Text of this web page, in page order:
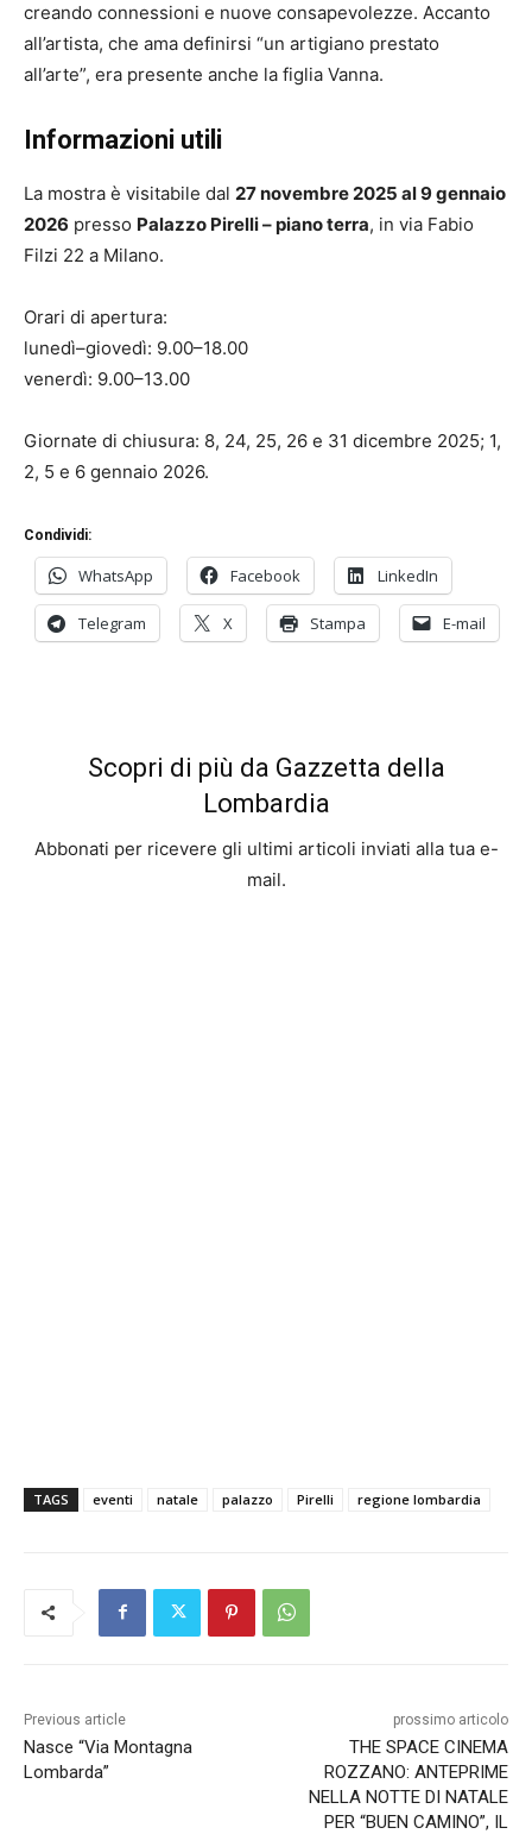
creando connessioni e nuove consapevolezze. Accanto
all’artista, che ama definirsi “un artigiano prestato
all’arte”, era presente anche la figlia Vanna.
Informazioni utili
La mostra è visitabile dal 27 novembre 2025 al 9 gennaio
2026 presso Palazzo Pirelli – piano terra, in via Fabio
Filzi 22 a Milano.
Orari di apertura:
lunedì–giovedì: 9.00–18.00
venerdì: 9.00–13.00
Giornate di chiusura: 8, 24, 25, 26 e 31 dicembre 2025; 1,
2, 5 e 6 gennaio 2026.
Condividi:
WhatsApp Facebook LinkedIn
Telegram X Stampa E-mail
Scopri di più da Gazzetta della
Lombardia
Abbonati per ricevere gli ultimi articoli inviati alla tua e-
mail.
TAGS eventi natale palazzo Pirelli regione lombardia
Previous article
Nasce “Via Montagna
Lombarda”
prossimo articolo
THE SPACE CINEMA
ROZZANO: ANTEPRIME
NELLA NOTTE DI NATALE
PER “BUEN CAMINO”, IL